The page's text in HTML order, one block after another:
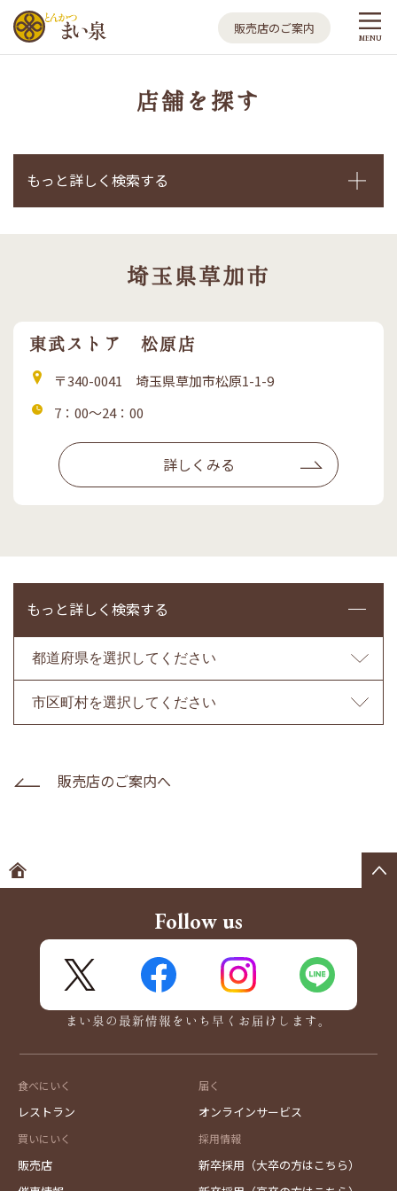
とんかつ まい泉
販売店のご案内
MENU
店舗を探す
もっと詳しく検索する
埼玉県草加市
東武ストア 松原店
住〒340-0041 埼玉県草加市松原1-1-9
営7：00～24：00
詳しくみる
もっと詳しく検索する
販売店のご案内へ
Follow us
FaceBook Instagram
まい泉の最新情報をいち早くお届けします。
食べにいく
レストラン
買いにいく
販売店
届く
オンラインサービス
採用情報
新卒採用（大卒の方はこちら）